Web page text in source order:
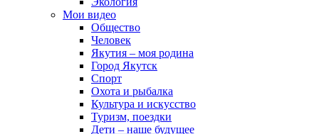
Мои видео
Общество
Человек
Якутия – моя родина
Город Якутск
Спорт
Охота и рыбалка
Культура и искусство
Туризм, поездки
Дети – наше будущее